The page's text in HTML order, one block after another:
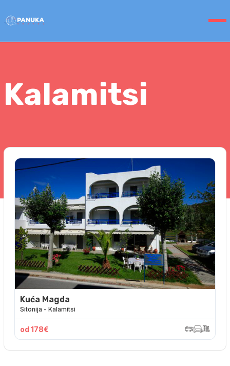
Kalamitsi
Kuća Magda
Sitonija - Kalamitsi
od 178€